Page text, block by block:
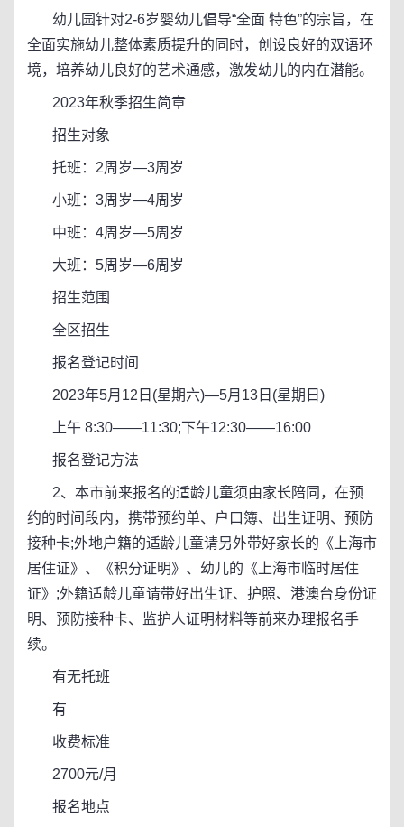
幼儿园针对2-6岁婴幼儿倡导“全面 特色”的宗旨，在
全面实施幼儿整体素质提升的同时，创设良好的双语环
境，培养幼儿良好的艺术通感，激发幼儿的内在潜能。
2023年秋季招生简章
招生对象
托班：2周岁—3周岁
小班：3周岁—4周岁
中班：4周岁—5周岁
大班：5周岁—6周岁
招生范围
全区招生
报名登记时间
2023年5月12日(星期六)—5月13日(星期日)
上午 8:30——11:30;下午12:30——16:00
报名登记方法
2、本市前来报名的适龄儿童须由家长陪同，在预
约的时间段内，携带预约单、户口簿、出生证明、预防
接种卡;外地户籍的适龄儿童请另外带好家长的《上海市
居住证》、《积分证明》、幼儿的《上海市临时居住
证》;外籍适龄儿童请带好出生证、护照、港澳台身份证
明、预防接种卡、监护人证明材料等前来办理报名手
续。
有无托班
有
收费标准
2700元/月
报名地点